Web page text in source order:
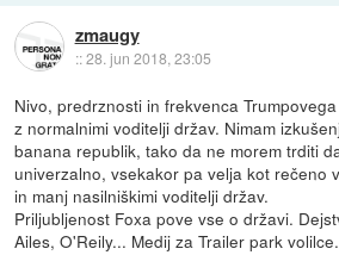
zmaugy
::28. jun 2018, 23:05
Nivo, predrznosti in frekvenca
z normalnimi voditelji držav. Nimam
banana republik, tako da ne morem trditi
univerzalno, vsekakor pa velja kot rečeno
in manj nasilniškimi voditelji držav.
Priljubljenost Foxa pove vse o državi.
Ailes, O'Reily... Medij za Trailer park volilce.